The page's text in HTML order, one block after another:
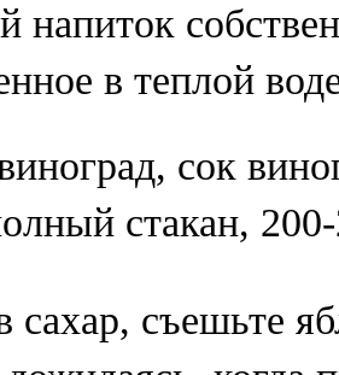
напиток
в теплой
сок
стакан,
сахар, съешьте